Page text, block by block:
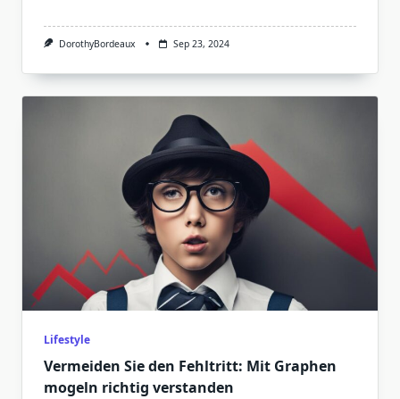
DorothyBordeaux Sep 23, 2024
Lifestyle
Vermeiden Sie den Fehltritt: Mit Graphen
mogeln richtig verstanden